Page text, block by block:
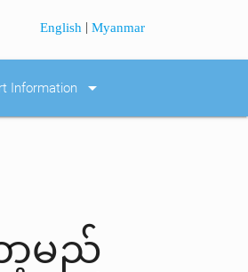
English |Myanmar
Information arrow_drop_down
ာ့မည်